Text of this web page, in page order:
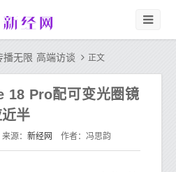
播无限 高端访谈 正文
18 Pro配可变光圈镜
半
源： 新经网 作者：冯思韵